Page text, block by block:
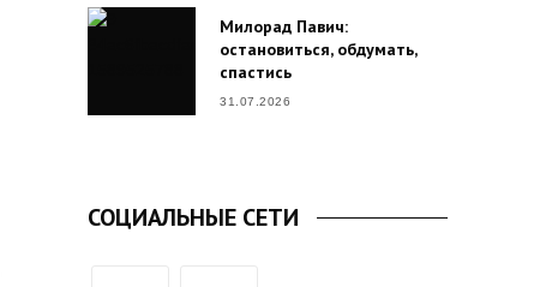
Милорад Павич:
остановиться, обдумать,
спастись
31.07.2026
СОЦИАЛЬНЫЕ СЕТИ